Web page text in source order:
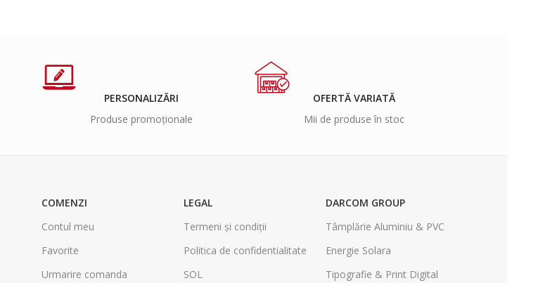
PERSONALIZĂRI
Produse promoționale
OFERTĂ VARIATĂ
Mii de produse în stoc
COMENZI
Contul meu
Favorite
Urmarire comanda
LEGAL
Termeni și condiții
Politica de confidentialitate
SOL
DARCOM GROUP
Tâmplărie Aluminiu & PVC
Energie Solara
Tipografie & Print Digital